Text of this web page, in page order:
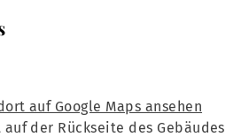
auf Google Maps ansehen
der Rückseite des Gebäudes